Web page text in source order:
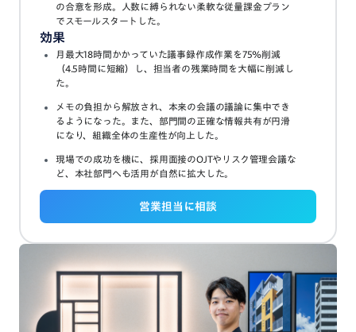
の合意を形成。人数に縛られない柔軟な従量課金プラン
でスモールスタートした。
効果
月最大18時間かかっていた議事録作成作業を75%削減
（4.5時間に短縮）し、担当者の残業時間を大幅に削減し
た。
メモの負担から解放され、本来の会議の議論に集中でき
るようになった。また、部門間の正確な情報共有が円滑
になり、組織全体の生産性が向上した。
現場での成功を機に、採用面接のOJTやリスク管理会議な
ど、本社部門へも活用が自然に拡大した。
営業担当に相談